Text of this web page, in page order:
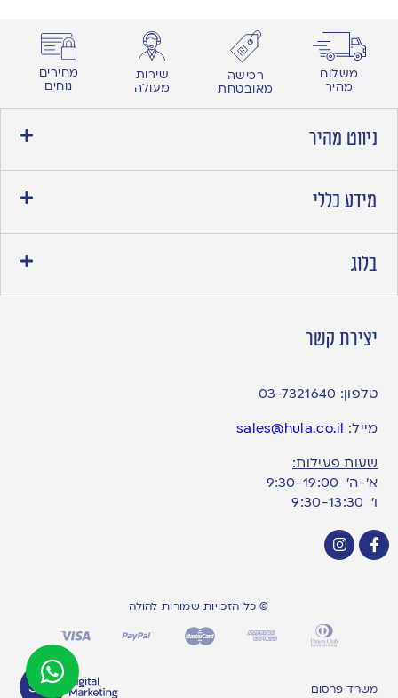
משלוח
מהיר
רכישה
מאובטחת
שירות
מעולה
מחירים
נוחים
ניווט מהיר
מידע כללי
בלוג
יצירת קשר
טלפון: 03-7321640
מייל: sales@hula.co.il
שעות פעילות:
א’-ה’ 9:30-19:00
ו׳ 9:30-13:30
© כל הזכויות שמורות להולה
משרד פרסום